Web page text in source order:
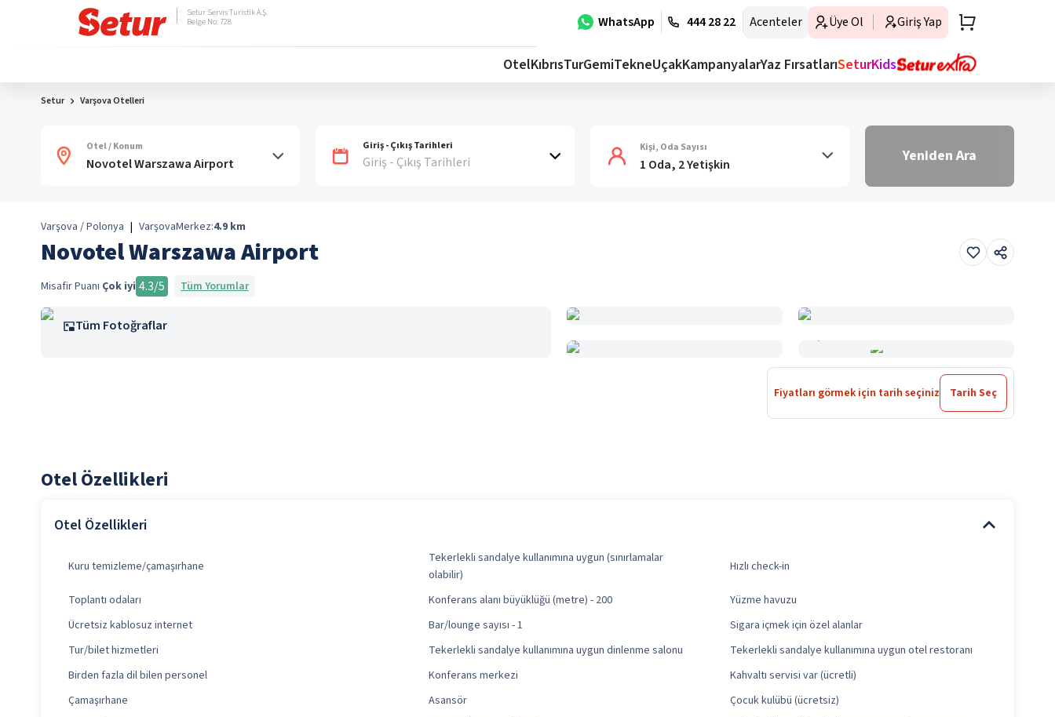
WhatsApp 444 28 22 Acenteler Üye Ol Giriş Yap
Setur Servis Turistik A.Ş.
Belge No: 728
OtelKıbrısTurGemiTekneUçakKampanyalarYaz FırsatlarıSeturKids
Setur Varşova Otelleri
Otel / Konum Giriş - Çıkış Tarihleri
Giriş - Çıkış Tarihleri
Kişi, Oda Sayısı
1 Oda, 2 Yetişkin Yeniden Ara
Varşova / Polonya | VarşovaMerkez:4.9 km
Novotel Warszawa Airport
Misafir Puanı Çok iyi 4.3/5 Tüm Yorumlar
Tüm Fotoğraflar
Fiyatları görmek için tarih seçiniz Tarih Seç
Otel Özellikleri
Otel Özellikleri
Kuru temizleme/çamaşırhane
Tekerlekli sandalye kullanımına uygun (sınırlamalar
olabilir)
Hızlı check-in
Toplantı odaları Konferans alanı büyüklüğü (metre) - 200
Yüzme havuzu
Ücretsiz kablosuz internet
Bar/lounge sayısı - 1
Sigara içmek için özel alanlar
Tur/bilet hizmetleri
Tekerlekli sandalye kullanımına uygun dinlenme salonu
Tekerlekli sandalye kullanımına uygun otel restoranı
Birden fazla dil bilen personel
Konferans merkezi
Kahvaltı servisi var (ücretli)
Çamaşırhane
Asansör
Çocuk kulübü (ücretsiz)